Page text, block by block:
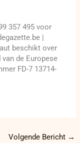
357 495 voor
|
beschikt over
de Europese
FD-7 13714-
Volgende Bericht →